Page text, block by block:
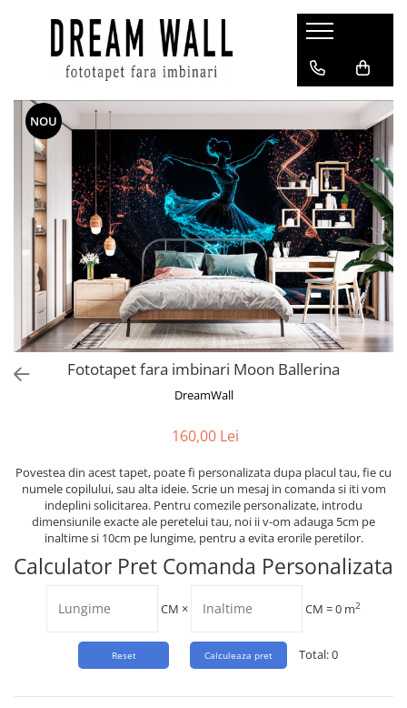
Fototapet fara imbinari
ExclusivArt
Abstract
Arhitectura
Fluid Art
Forme Geometrice
Fototapet 3D
Frescă
Frunze
Natura
Peisaj
Pentru copii
NOU
Fototapet fara imbinari Moon Ballerina
DreamWall
160,00 Lei
Povestea din acest tapet, poate fi personalizata dupa placul tau, fie cu
numele copilului, sau alta ideie. Scrie un mesaj in comanda si iti vom
indeplini solicitarea. Pentru comezile personalizate, introdu
dimensiunile exacte ale peretelui tau, noi ii v-om adauga 5cm pe
inaltime si 10cm pe lungime, pentru a evita erorile peretilor.
Calculator Pret Comanda Personalizata
CM × CM =0 m2
Total:0